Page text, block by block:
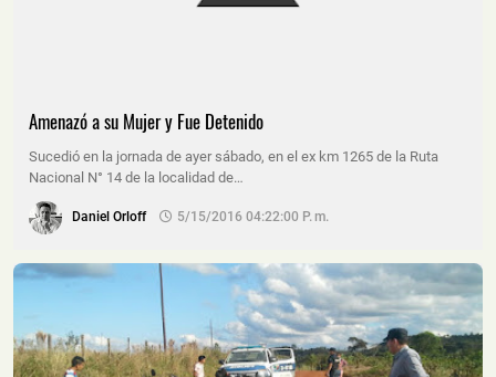
Amenazó a su Mujer y Fue Detenido
Sucedió en la jornada de ayer sábado, en el ex km 1265 de la Ruta
Nacional N° 14 de la localidad de…
Daniel Orloff 5/15/2016 04:22:00 P. M.